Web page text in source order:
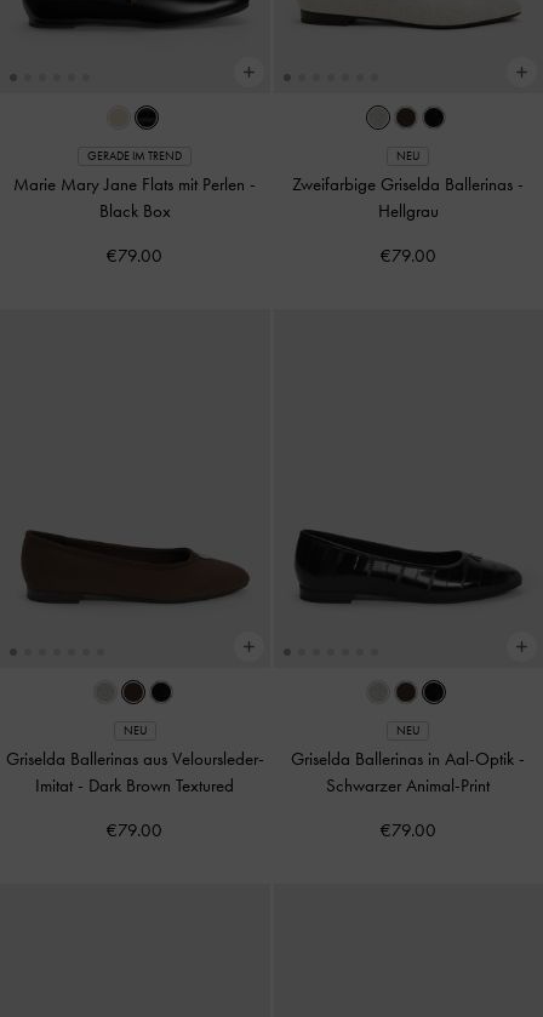
GERADE IM TREND
Marie Mary Jane Flats mit Perlen -
Black Box
€79.00
NEU
Zweifarbige Griselda Ballerinas -
Hellgrau
€79.00
NEU
Griselda Ballerinas aus Veloursleder-
Imitat - Dark Brown Textured
€79.00
NEU
Griselda Ballerinas in Aal-Optik -
Schwarzer Animal-Print
€79.00